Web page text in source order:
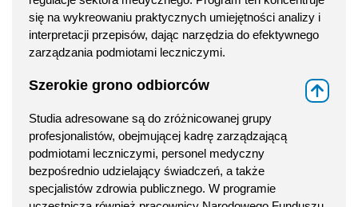
się na wykreowaniu praktycznych umiejętności analizy i
interpretacji przepisów, dając narzędzia do efektywnego
zarządzania podmiotami leczniczymi.
Szerokie grono odbiorców
Studia adresowane są do zróżnicowanej grupy
profesjonalistów, obejmującej kadrę zarządzającą
podmiotami leczniczymi, personel medyczny
bezpośrednio udzielający świadczeń, a także
specjalistów zdrowia publicznego. W programie